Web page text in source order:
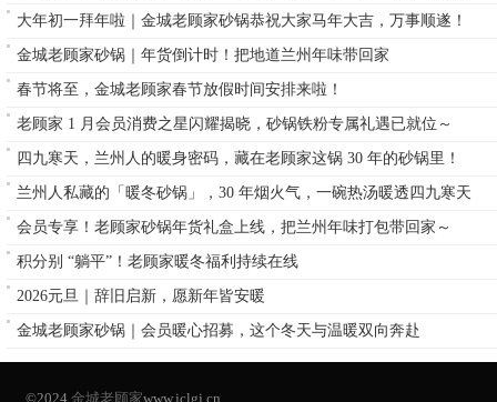
大年初一拜年啦｜金城老顾家砂锅恭祝大家马年大吉，万事顺遂！
金城老顾家砂锅｜年货倒计时！把地道兰州年味带回家
春节将至，金城老顾家春节放假时间安排来啦！
老顾家 1 月会员消费之星闪耀揭晓，砂锅铁粉专属礼遇已就位～
四九寒天，兰州人的暖身密码，藏在老顾家这锅 30 年的砂锅里！
兰州人私藏的「暖冬砂锅」，30 年烟火气，一碗热汤暖透四九寒天
会员专享！老顾家砂锅年货礼盒上线，把兰州年味打包带回家～
积分别 “躺平”！老顾家暖冬福利持续在线
2026元旦｜辞旧启新，愿新年皆安暖
金城老顾家砂锅｜会员暖心招募，这个冬天与温暖双向奔赴
©2024金城老顾家www.jclgj.cn